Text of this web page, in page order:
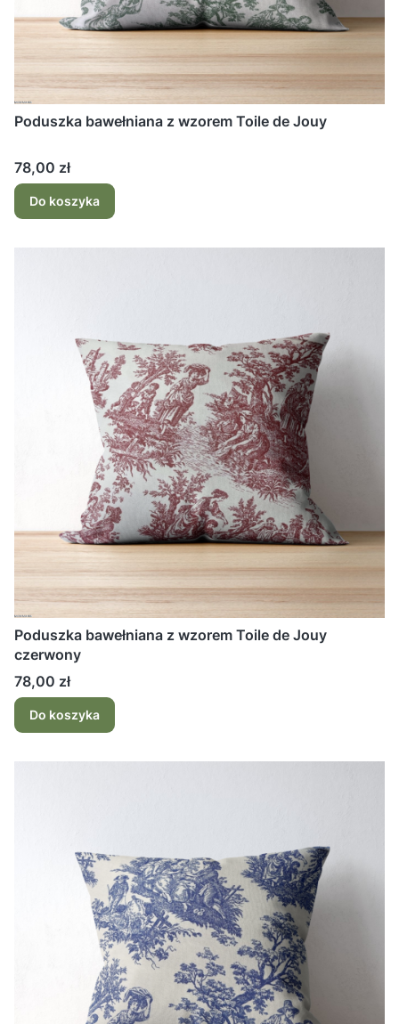
Poduszka bawełniana z wzorem Toile de Jouy
Cena
78,00 zł
Do koszyka
Poduszka bawełniana z wzorem Toile de Jouy
czerwony
Cena
78,00 zł
Do koszyka